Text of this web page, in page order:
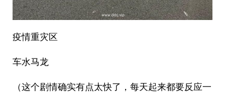
疫情重灾区
车水马龙
（这个剧情确实有点太快了，每天起来都要反应一